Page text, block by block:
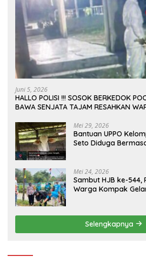
Juni 5, 2026
HALLO POLISI !!! SOSOK BERKEDOK
BAWA SENJATA TAJAM RESAHKAN
Mei 29, 2026
Bantuan UPPO
Seto Diduga
Mei 24, 2026
Sambut HJB ke-544,
Warga Kompak
Selengkapnya